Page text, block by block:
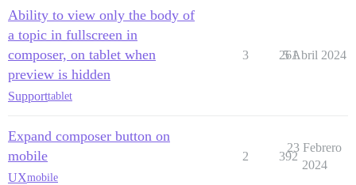
Ability to view only the body of
a topic in fullscreen in
composer, on tablet when
preview is hidden
Supporttablet
3 261
5 Abril 2024
Expand composer button on
mobile
UXmobile
2 392
23 Febrero
2024